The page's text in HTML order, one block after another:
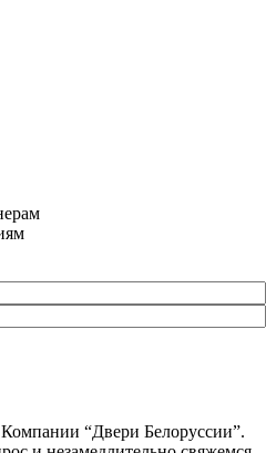
“Двери Белоруссии”.